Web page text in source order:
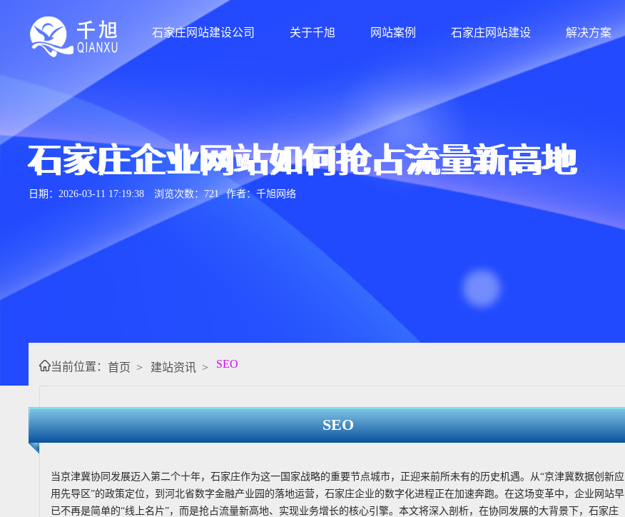
石家庄网站建设公司 关于千旭 网站案例 石家庄网站建设 解决方案
石家庄企业网站如何抢占流量新高地
日期：2026-03-11 17:19:38 浏览次数：721 作者：千旭网络
当前位置： 首页 > 建站资讯 > SEO
SEO
当京津冀协同发展迈入第二个十年，石家庄作为这一国家战略的重要节点城市，正迎来前所未有的历史机遇。从“京津冀数据创新应
用先导区”的政策定位，到河北省数字金融产业园的落地运营，石家庄企业的数字化进程正在加速奔跑。在这场变革中，企业网站早
已不再是简单的“线上名片”，而是抢占流量新高地、实现业务增长的核心引擎。本文将深入剖析，在协同发展的大背景下，石家庄